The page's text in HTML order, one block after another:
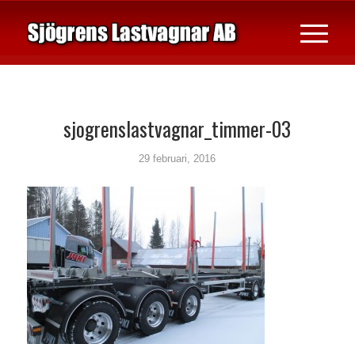
sjogrenslastvagnar_timmer-03
29 februari, 2016